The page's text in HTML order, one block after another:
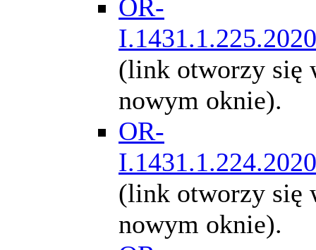
OR-
I.1431.1.225.2020
(link otworzy się
nowym oknie).
OR-
I.1431.1.224.2020
(link otworzy się
nowym oknie).